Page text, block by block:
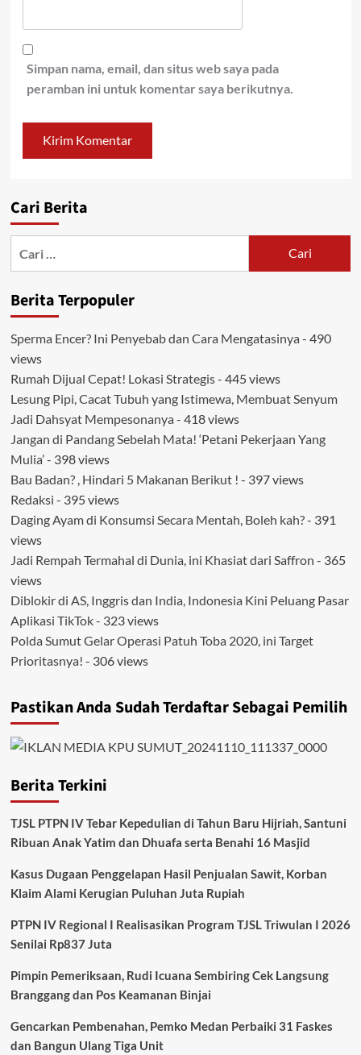
Simpan nama, email, dan situs web saya pada
peramban ini untuk komentar saya berikutnya.
Cari Berita
Berita Terpopuler
Sperma Encer? Ini Penyebab dan Cara Mengatasinya - 490
views
Rumah Dijual Cepat! Lokasi Strategis- 445 views
Lesung Pipi, Cacat Tubuh yang Istimewa, Membuat Senyum
Jadi Dahsyat Mempesonanya - 418 views
Jangan di Pandang Sebelah Mata! ‘Petani Pekerjaan Yang
Mulia’- 398 views
Bau Badan? , Hindari 5 Makanan Berikut ! - 397 views
Redaksi - 395 views
Daging Ayam di Konsumsi Secara Mentah, Boleh kah?- 391
views
Jadi Rempah Termahal di Dunia, ini Khasiat dari Saffron - 365
views
Diblokir di AS, Inggris dan India, Indonesia Kini Peluang Pasar
Aplikasi TikTok- 323 views
Polda Sumut Gelar Operasi Patuh Toba 2020, ini Target
Prioritasnya! - 306 views
Pastikan Anda Sudah Terdaftar Sebagai Pemilih
Berita Terkini
TJSL PTPN IV Tebar Kepedulian di Tahun Baru Hijriah, Santuni
Ribuan Anak Yatim dan Dhuafa serta Benahi 16 Masjid
Kasus Dugaan Penggelapan Hasil Penjualan Sawit, Korban
Klaim Alami Kerugian Puluhan Juta Rupiah
PTPN IV Regional I Realisasikan Program TJSL Triwulan I 2026
Senilai Rp837 Juta
Pimpin Pemeriksaan, Rudi Icuana Sembiring Cek Langsung
Branggang dan Pos Keamanan Binjai
Gencarkan Pembenahan, Pemko Medan Perbaiki 31 Faskes
dan Bangun Ulang Tiga Unit